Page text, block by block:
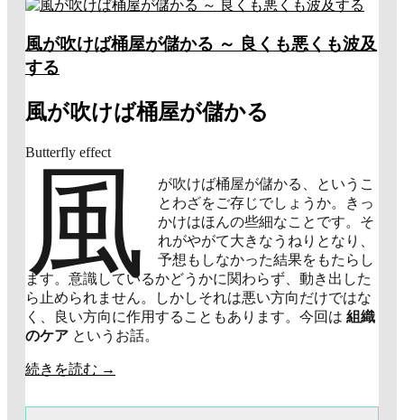
風が吹けば桶屋が儲かる ～ 良くも悪くも波及
する
風が吹けば桶屋が儲かる
Butterfly effect
風
が吹けば桶屋が儲かる、というこ
とわざをご存じでしょうか。きっ
かけはほんの些細なことです。そ
れがやがて大きなうねりとなり、
予想もしなかった結果をもたらし
ます。意識しているかどうかに関わらず、動き出した
ら止められません。しかしそれは悪い方向だけではな
く、良い方向に作用することもあります。今回は 組織
のケア というお話。
続きを読む →